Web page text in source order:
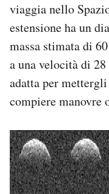
viaggia nello
estensione ha un
massa stimata di
a una velocità di
adatta per
compiere